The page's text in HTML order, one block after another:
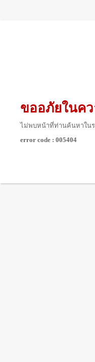
ขออภัยในค
ไม่พบหน้าที่ท่านค้นหาในร
error code : 005404